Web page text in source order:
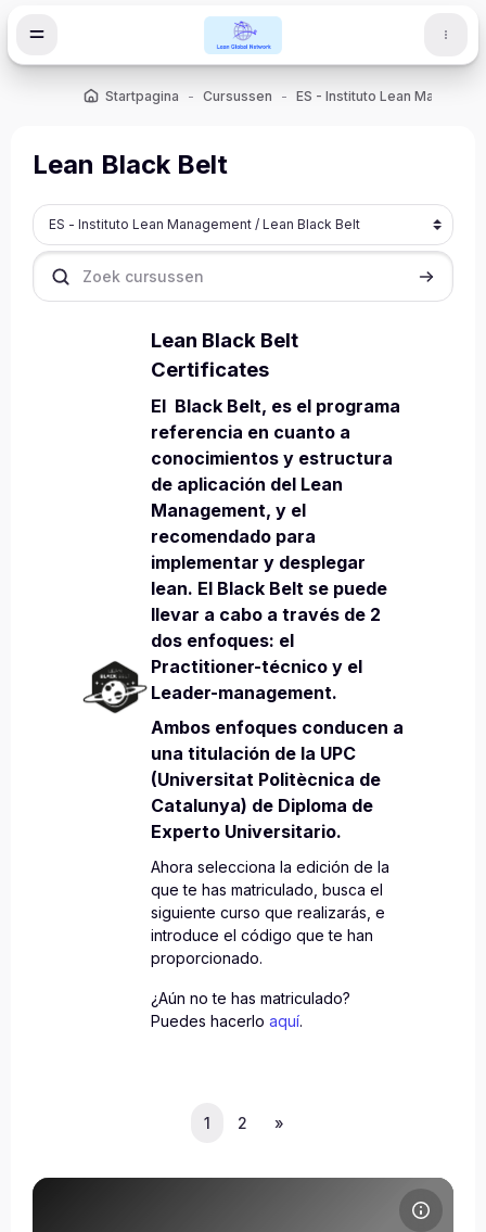
Startpagina Cursussen ES - Instituto Lean
Lean Black Belt
Cursuscategorieën
Zoek cursussen Zoek
Lean Black Belt
Certificates
El Black Belt, es el programa
referencia en cuanto a
conocimientos y estructura
de aplicación del Lean
Management, y el
recomendado para
implementar y desplegar
lean. El Black Belt se puede
llevar a cabo a través de 2
dos enfoques: el
Practitioner-técnico y el
Leader-management.
Ambos enfoques conducen a
una titulación de la UPC
(Universitat Politècnica de
Catalunya) de Diploma de
Experto Universitario.
Ahora selecciona la edición de la
que te has matriculado, busca el
siguiente curso que realizarás, e
introduce el código que te han
proporcionado.
¿Aún no te has matriculado?
Puedes hacerlo aquí.
1
(current)
2 »
Volgende pagina
Cursusafbeelding Diploma de Experto UPC - Lean Black Belt